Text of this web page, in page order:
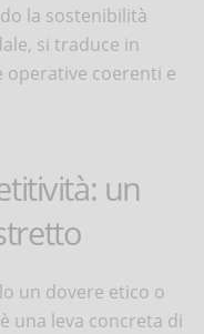
la sostenibilità
si traduce in
coerenti e
un
un dovere etico o
una leva concreta di